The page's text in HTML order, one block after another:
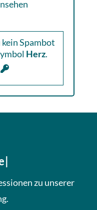
Spambot
Herz.
zu unserer